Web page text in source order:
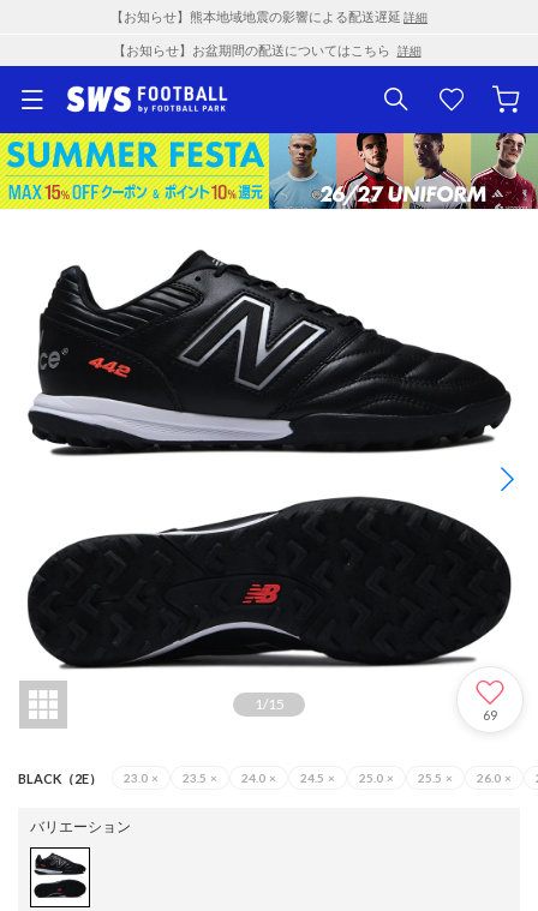
【お知らせ】熊本地域地震の影響による配送遅延 詳細
【お知らせ】お盆期間の配送についてはこちら 詳細
1/15
69
BLACK（2E） 23.0 × 23.5 × 24.0 × 24.5 × 25.0 × 25.5 × 26.0 ×
バリエーション